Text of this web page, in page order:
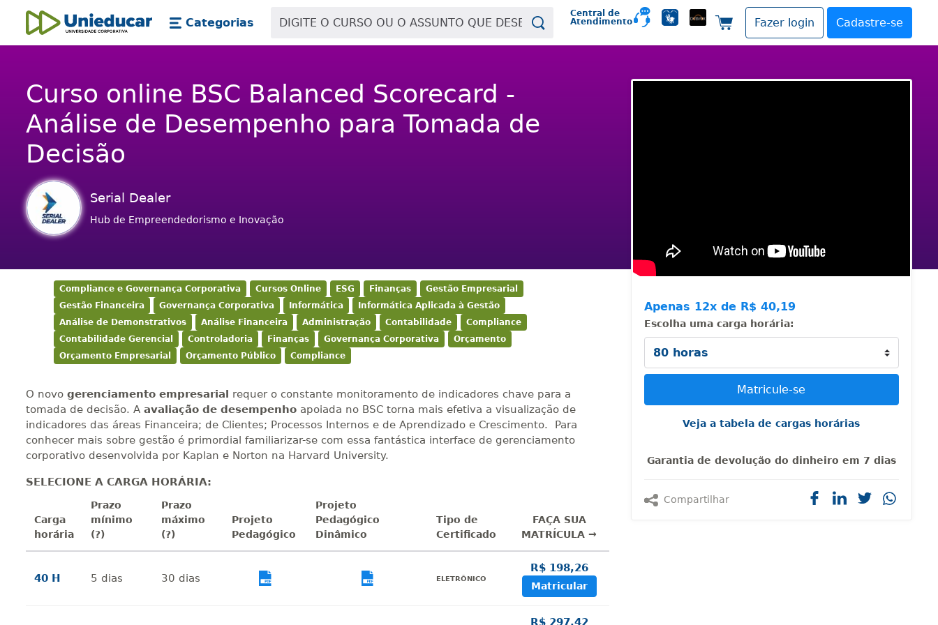
Skip main navigation
Skip to main content
Unieducar
Categorias
Central de
Atendimento
Carrinho de compras
Fazer login Cadastre-se
Curso online BSC Balanced Scorecard -
Análise de Desempenho para Tomada de
Decisão
Serial Dealer
Hub de Empreendedorismo e Inovação
Apenas 12x de R$ 40,19
Escolha uma carga horária:
Veja a tabela de cargas horárias
Garantia de devolução do dinheiro em 7 dias
Compartilhar
Compliance e Governança Corporativa Cursos Online ESG Finanças
Gestão Empresarial
Gestão Financeira
Governança Corporativa Informática
Informática Aplicada à Gestão
Análise de Demonstrativos
Análise Financeira Administração Contabilidade
Compliance
Contabilidade Gerencial
Controladoria Finanças Governança Corporativa
Orçamento
Orçamento Empresarial
Orçamento Público Compliance
O novo gerenciamento empresarial requer o constante monitoramento de indicadores chave para a
tomada de decisão. A avaliação de desempenho apoiada no BSC torna mais efetiva a visualização de
indicadores das áreas Financeira; de Clientes; Processos Internos e de Aprendizado e Crescimento. Para
conhecer mais sobre gestão é primordial familiarizar-se com essa fantástica interface de gerenciamento
corporativo desenvolvida por Kaplan e Norton na Harvard University.
SELECIONE A CARGA HORÁRIA:
Carga
horária
Prazo
mínimo
(?)
Prazo
máximo
(?)
Projeto
Pedagógico
Projeto
Pedagógico
Dinâmico
Tipo de
Certificado
FAÇA SUA
MATRÍCULA →
40 H 5 dias 30 dias Visualizar
ELETRÔNICO
R$ 198,26
Matricular
R$ 297,42